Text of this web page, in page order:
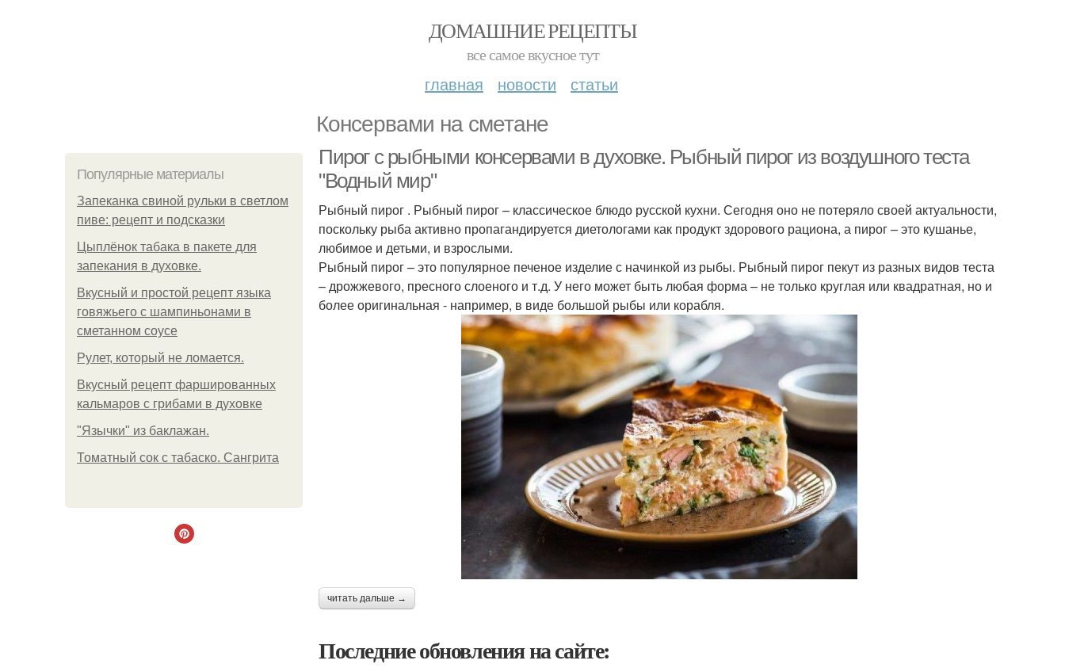
ДОМАШНИЕ РЕЦЕПТЫ
все самое вкусное тут
главная новости статьи
Консервами на сметане
Популярные материалы
Запеканка свиной рульки в светлом
пиве: рецепт и подсказки
Цыплёнок табака в пакете для
запекания в духовке.
Вкусный и простой рецепт языка
говяжьего с шампиньонами в
сметанном соусе
Рулет, который не ломается.
Вкусный рецепт фаршированных
кальмаров с грибами в духовке
"Язычки" из баклажан.
Томатный сок с табаско. Сангрита
Пирог с рыбными консервами в духовке. Рыбный пирог из воздушного теста
"Водный мир"
Рыбный пирог . Рыбный пирог – классическое блюдо русской кухни. Сегодня оно не потеряло своей актуальности,
поскольку рыба активно пропагандируется диетологами как продукт здорового рациона, а пирог – это кушанье,
любимое и детьми, и взрослыми.
Рыбный пирог – это популярное печеное изделие с начинкой из рыбы. Рыбный пирог пекут из разных видов теста
– дрожжевого, пресного слоеного и т.д. У него может быть любая форма – не только круглая или квадратная, но и
более оригинальная - например, в виде большой рыбы или корабля.
читать дальше →
Последние обновления на сайте: